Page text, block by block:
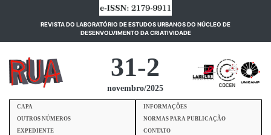
REVISTA DO LABORATÓRIO DE ESTUDOS URBANOS DO NÚCLEO DE
DESENVOLVIMENTO DA CRIATIVIDADE(current)
31-2
novembro/2025
CAPA
INFORMAÇÕES
OUTROS NÚMEROS
NORMAS PARA PUBLICAÇÃO
EXPEDIENTE
CONTATO